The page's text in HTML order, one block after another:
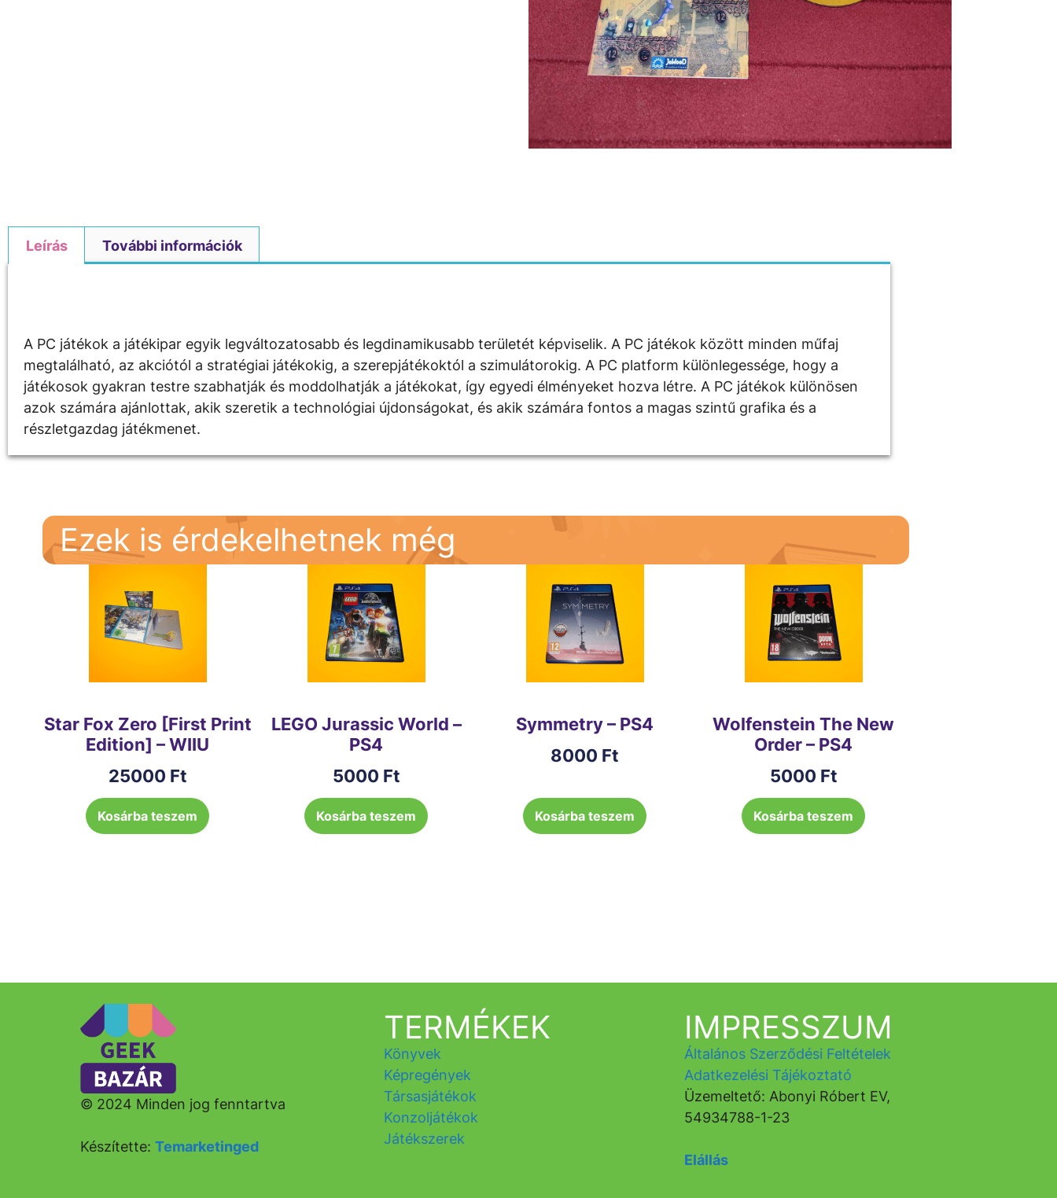
Leírás További információk
A PC játékok a játékipar egyik legváltozatosabb és legdinamikusabb területét képviselik. A PC játékok között minden műfaj
megtalálható, az akciótól a stratégiai játékokig, a szerepjátékoktól a szimulátorokig. A PC platform különlegessége, hogy a
játékosok gyakran testre szabhatják és moddolhatják a játékokat, így egyedi élményeket hozva létre. A PC játékok különösen
azok számára ajánlottak, akik szeretik a technológiai újdonságokat, és akik számára fontos a magas szintű grafika és a
részletgazdag játékmenet.
Ezek is érdekelhetnek még
Star Fox Zero [First Print
Edition] – WIIU
25000 Ft
Kosárba teszem
LEGO Jurassic World –
PS4
5000 Ft
Kosárba teszem
Symmetry – PS4
8000 Ft
Kosárba teszem
Wolfenstein The New
Order – PS4
5000 Ft
Kosárba teszem
© 2024 Minden jog fenntartva
Készítette: Temarketinged
TERMÉKEK
Könyvek
Képregények
Társasjátékok
Konzoljátékok
Játékszerek
IMPRESSZUM
Általános Szerződési Feltételek
Adatkezelési Tájékoztató
Üzemeltető: Abonyi Róbert EV,
54934788-1-23
Elállás